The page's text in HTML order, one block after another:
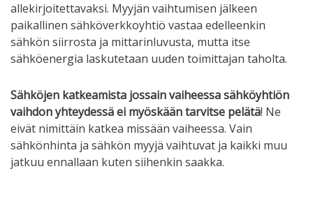
allekirjoitettavaksi. Myyjän vaihtumisen jälkeen
paikallinen sähköverkkoyhtiö vastaa edelleenkin
sähkön siirrosta ja mittarinluvusta, mutta itse
sähköenergia laskutetaan uuden toimittajan taholta.
Sähköjen katkeamista jossain vaiheessa sähköyhtiön
vaihdon yhteydessä ei myöskään tarvitse pelätä! Ne
eivät nimittäin katkea missään vaiheessa. Vain
sähkönhinta ja sähkön myyjä vaihtuvat ja kaikki muu
jatkuu ennallaan kuten siihenkin saakka.